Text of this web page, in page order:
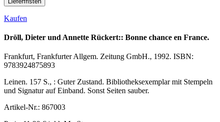
Kaufen
Dröll, Dieter und Annette Rückert:: Bonne chance en France.
Frankfurt, Frankfurter Allgem. Zeitung GmbH., 1992. ISBN:
9783924875893
Leinen. 157 S., : Guter Zustand. Bibliotheksexemplar mit Stempeln
und Signatur auf Einband. Sonst Seiten sauber.
Artikel-Nr.: 867003